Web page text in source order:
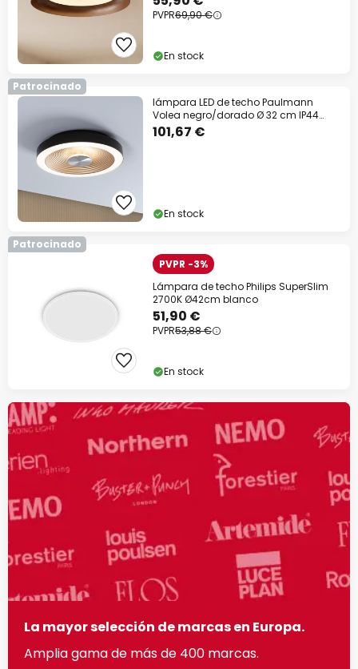
PVPR69,90 €
En stock
Patrocinado
lámpara LED de techo Paulmann
Volea negro/dorado Ø 32 cm IP44
atenuable
101,67 €
En stock
Patrocinado
PVPR -3%
Lámpara de techo Philips SuperSlim
2700K Ø42cm blanco
51,90 €
PVPR53,88 €
En stock
La mayor selección de marcas en Europa.
Amplia gama de más de 400 marcas.